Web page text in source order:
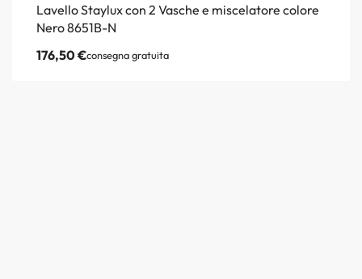
Lavello Staylux con 2 Vasche e miscelatore colore
Nero 8651B-N
176,50€consegna gratuita